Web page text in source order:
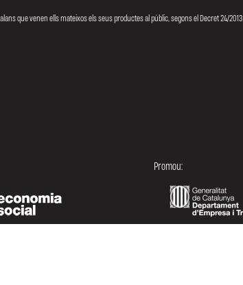
que venen ells mateixos els seus productes al públic, segons el Decret 24/2013
Promou: